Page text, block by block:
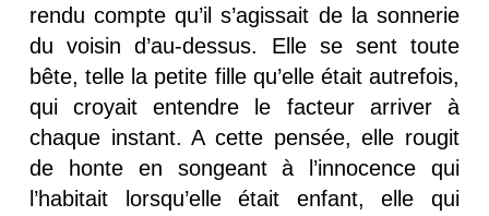
rendu compte qu’il s’agissait de la sonnerie
du voisin d’au-dessus. Elle se sent toute
bête, telle la petite fille qu’elle était autrefois,
qui croyait entendre le facteur arriver à
chaque instant. A cette pensée, elle rougit
de honte en songeant à l’innocence qui
l’habitait lorsqu’elle était enfant, elle qui